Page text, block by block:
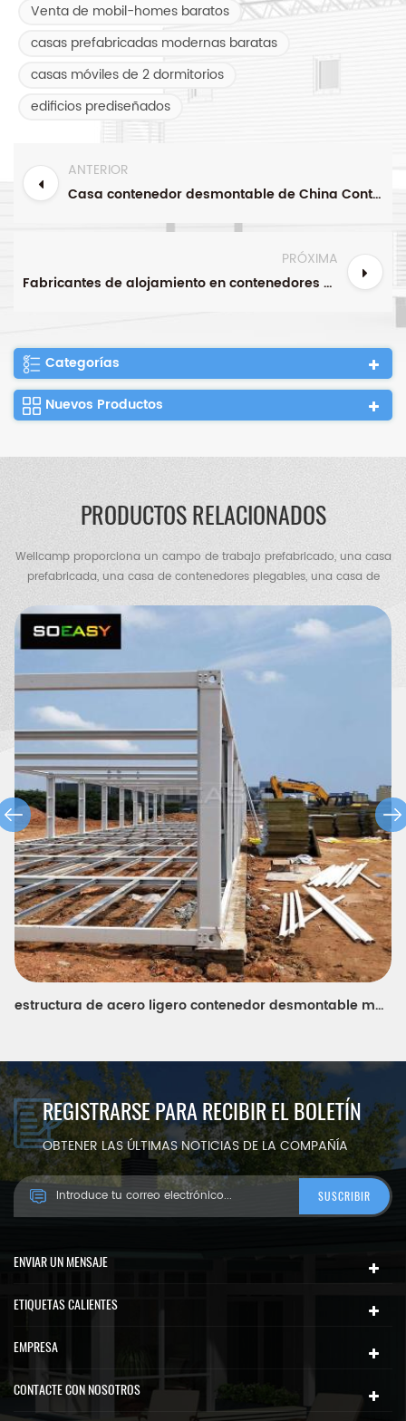
Venta de mobil-homes baratos
casas prefabricadas modernas baratas
casas móviles de 2 dormitorios
edificios prediseñados
ANTERIOR
Casa contenedor desmontable de China Container House Company para oficina
PRÓXIMA
Fabricantes de alojamiento en contenedores Casa contenedor desmontable Live By The Sea
Categorías
Nuevos Productos
PRODUCTOS RELACIONADOS
Wellcamp proporciona un campo de trabajo prefabricado, una casa
prefabricada, una casa de contenedores plegables, una casa de
contenedores de paquete plano, una casa de contenedores
expandible, una villa de contenedores, una villa de acero, un
almacén de estructura de acero, un cobertizo de pollos, un baño
portátil, una casa de guardia, etc.
estructura de acero ligero contenedor desmontable marco de casa 20 pies
REGISTRARSE PARA RECIBIR EL BOLETÍN
OBTENER LAS ÚLTIMAS NOTICIAS DE LA COMPAÑÍA
ENVIAR UN MENSAJE
ETIQUETAS CALIENTES
EMPRESA
CONTACTE CON NOSOTROS